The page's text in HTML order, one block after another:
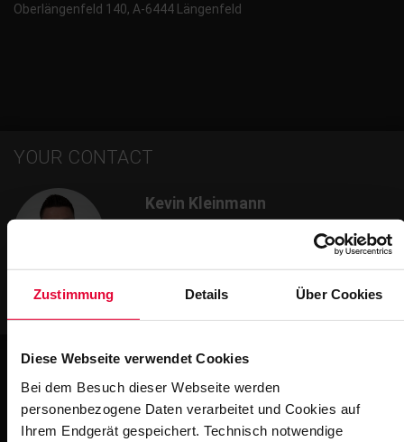
Zustimmung Details Über Cookies
Diese Webseite verwendet Cookies
Bei dem Besuch dieser Webseite werden
personenbezogene Daten verarbeitet und Cookies auf
Ihrem Endgerät gespeichert. Technisch notwendige
Oberlängenfeld 140, A-6444 Längenfeld
YOUR CONTACT
Kevin Kleinmann
kevin.kleinmann@steuler.de
Impressions